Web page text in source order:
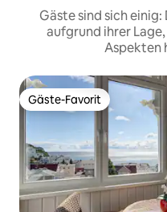
Gäste sind sich
aufgrund ihrer
Aspekten
Gäste-Favorit
Gäste-Favorit